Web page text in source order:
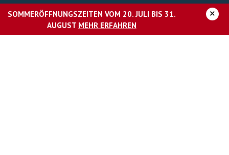
SOMMERÖFFNUNGSZEITEN VOM 20. JULI BIS 31.
AUGUST MEHR ERFAHREN
×
UNTERNEHMEN
Über das AquaMagis